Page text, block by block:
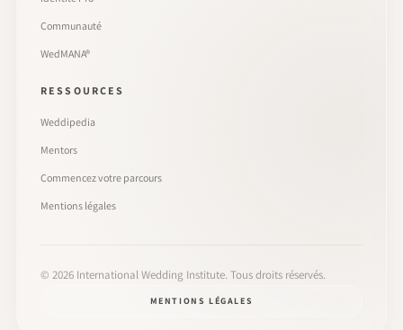
Communauté
WedMANA®
RESSOURCES
Weddipedia
Mentors
Commencez votre parcours
Mentions légales
© 2026 International Wedding Institute. Tous droits réservés.
MENTIONS LÉGALES